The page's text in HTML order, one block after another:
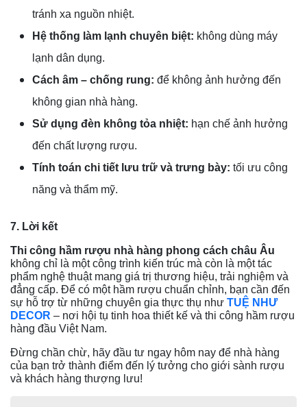
tránh xa nguồn nhiệt.
Hệ thống làm lạnh chuyên biệt: không dùng máy
lạnh dân dụng.
Cách âm – chống rung: để không ảnh hưởng đến
không gian nhà hàng.
Sử dụng đèn không tỏa nhiệt: hạn chế ảnh hưởng
đến chất lượng rượu.
Tính toán chi tiết lưu trữ và trưng bày: tối ưu công
năng và thẩm mỹ.
7. Lời kết
Thi công hầm rượu nhà hàng phong cách châu Âu
không chỉ là một công trình kiến trúc mà còn là một tác
phẩm nghệ thuật mang giá trị thương hiệu, trải nghiệm và
đẳng cấp. Để có một hầm rượu chuẩn chỉnh, bạn cần đến
sự hỗ trợ từ những chuyên gia thực thụ như TUỆ NHƯ
DECOR – nơi hội tụ tinh hoa thiết kế và thi công hầm rượu
hàng đầu Việt Nam.
Đừng chần chừ, hãy đầu tư ngay hôm nay để nhà hàng
của bạn trở thành điểm đến lý tưởng cho giới sành rượu
và khách hàng thượng lưu!